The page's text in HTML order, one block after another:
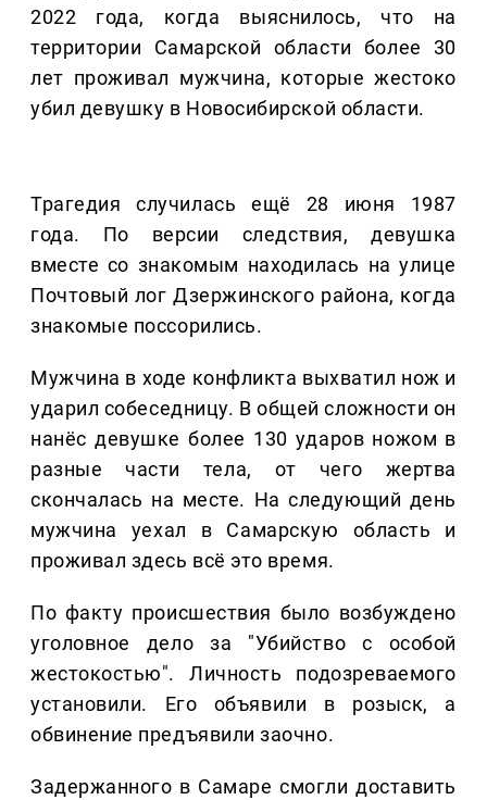
2022 года, когда выяснилось, что на
территории Самарской области более 30
лет проживал мужчина, которые жестоко
убил девушку в Новосибирской области.
Трагедия случилась ещё 28 июня 1987
года. По версии следствия, девушка
вместе со знакомым находилась на улице
Почтовый лог Дзержинского района, когда
знакомые поссорились.
Мужчина в ходе конфликта выхватил нож и
ударил собеседницу. В общей сложности он
нанёс девушке более 130 ударов ножом в
разные части тела, от чего жертва
скончалась на месте. На следующий день
мужчина уехал в Самарскую область и
проживал здесь всё это время.
По факту происшествия было возбуждено
уголовное дело за "Убийство с особой
жестокостью". Личность подозреваемого
установили. Его объявили в розыск, а
обвинение предъявили заочно.
Задержанного в Самаре смогли доставить